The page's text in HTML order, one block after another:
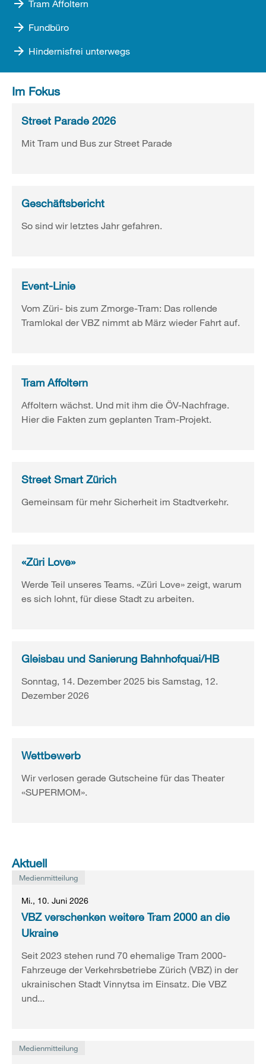
Tram Affoltern
Fundbüro
Hindernisfrei unterwegs
Im Fokus
Street Parade 2026
Mit Tram und Bus zur Street Parade
Geschäftsbericht
So sind wir letztes Jahr gefahren.
Event-Linie
Vom Züri- bis zum Zmorge-Tram: Das rollende
Tramlokal der VBZ nimmt ab März wieder Fahrt auf.
Tram Affoltern
Affoltern wächst. Und mit ihm die ÖV-Nachfrage.
Hier die Fakten zum geplanten Tram-Projekt.
Street Smart Zürich
Gemeinsam für mehr Sicherheit im Stadtverkehr.
«Züri Love»
Werde Teil unseres Teams. «Züri Love» zeigt, warum
es sich lohnt, für diese Stadt zu arbeiten.
Gleisbau und Sanierung Bahnhofquai/HB
Sonntag, 14. Dezember 2025 bis Samstag, 12.
Dezember 2026
Wettbewerb
Wir verlosen gerade Gutscheine für das Theater
«SUPERMOM».
Aktuell
Medienmitteilung
Mi., 10. Juni 2026
VBZ verschenken weitere Tram 2000 an die
Ukraine
Seit 2023 stehen rund 70 ehemalige Tram 2000-
Fahrzeuge der Verkehrsbetriebe Zürich (VBZ) in der
ukrainischen Stadt Vinnytsa im Einsatz. Die VBZ
und...
Medienmitteilung